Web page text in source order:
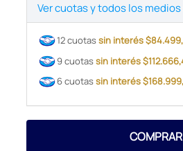
Ver cuotas y todos los
12 cuotassin interés
9 cuotassin interés
6 cuotassin interés